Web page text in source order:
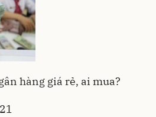
hàng giá rẻ, ai mua?